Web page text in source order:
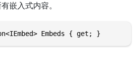
嵌入式内容。
Embeds { get; }